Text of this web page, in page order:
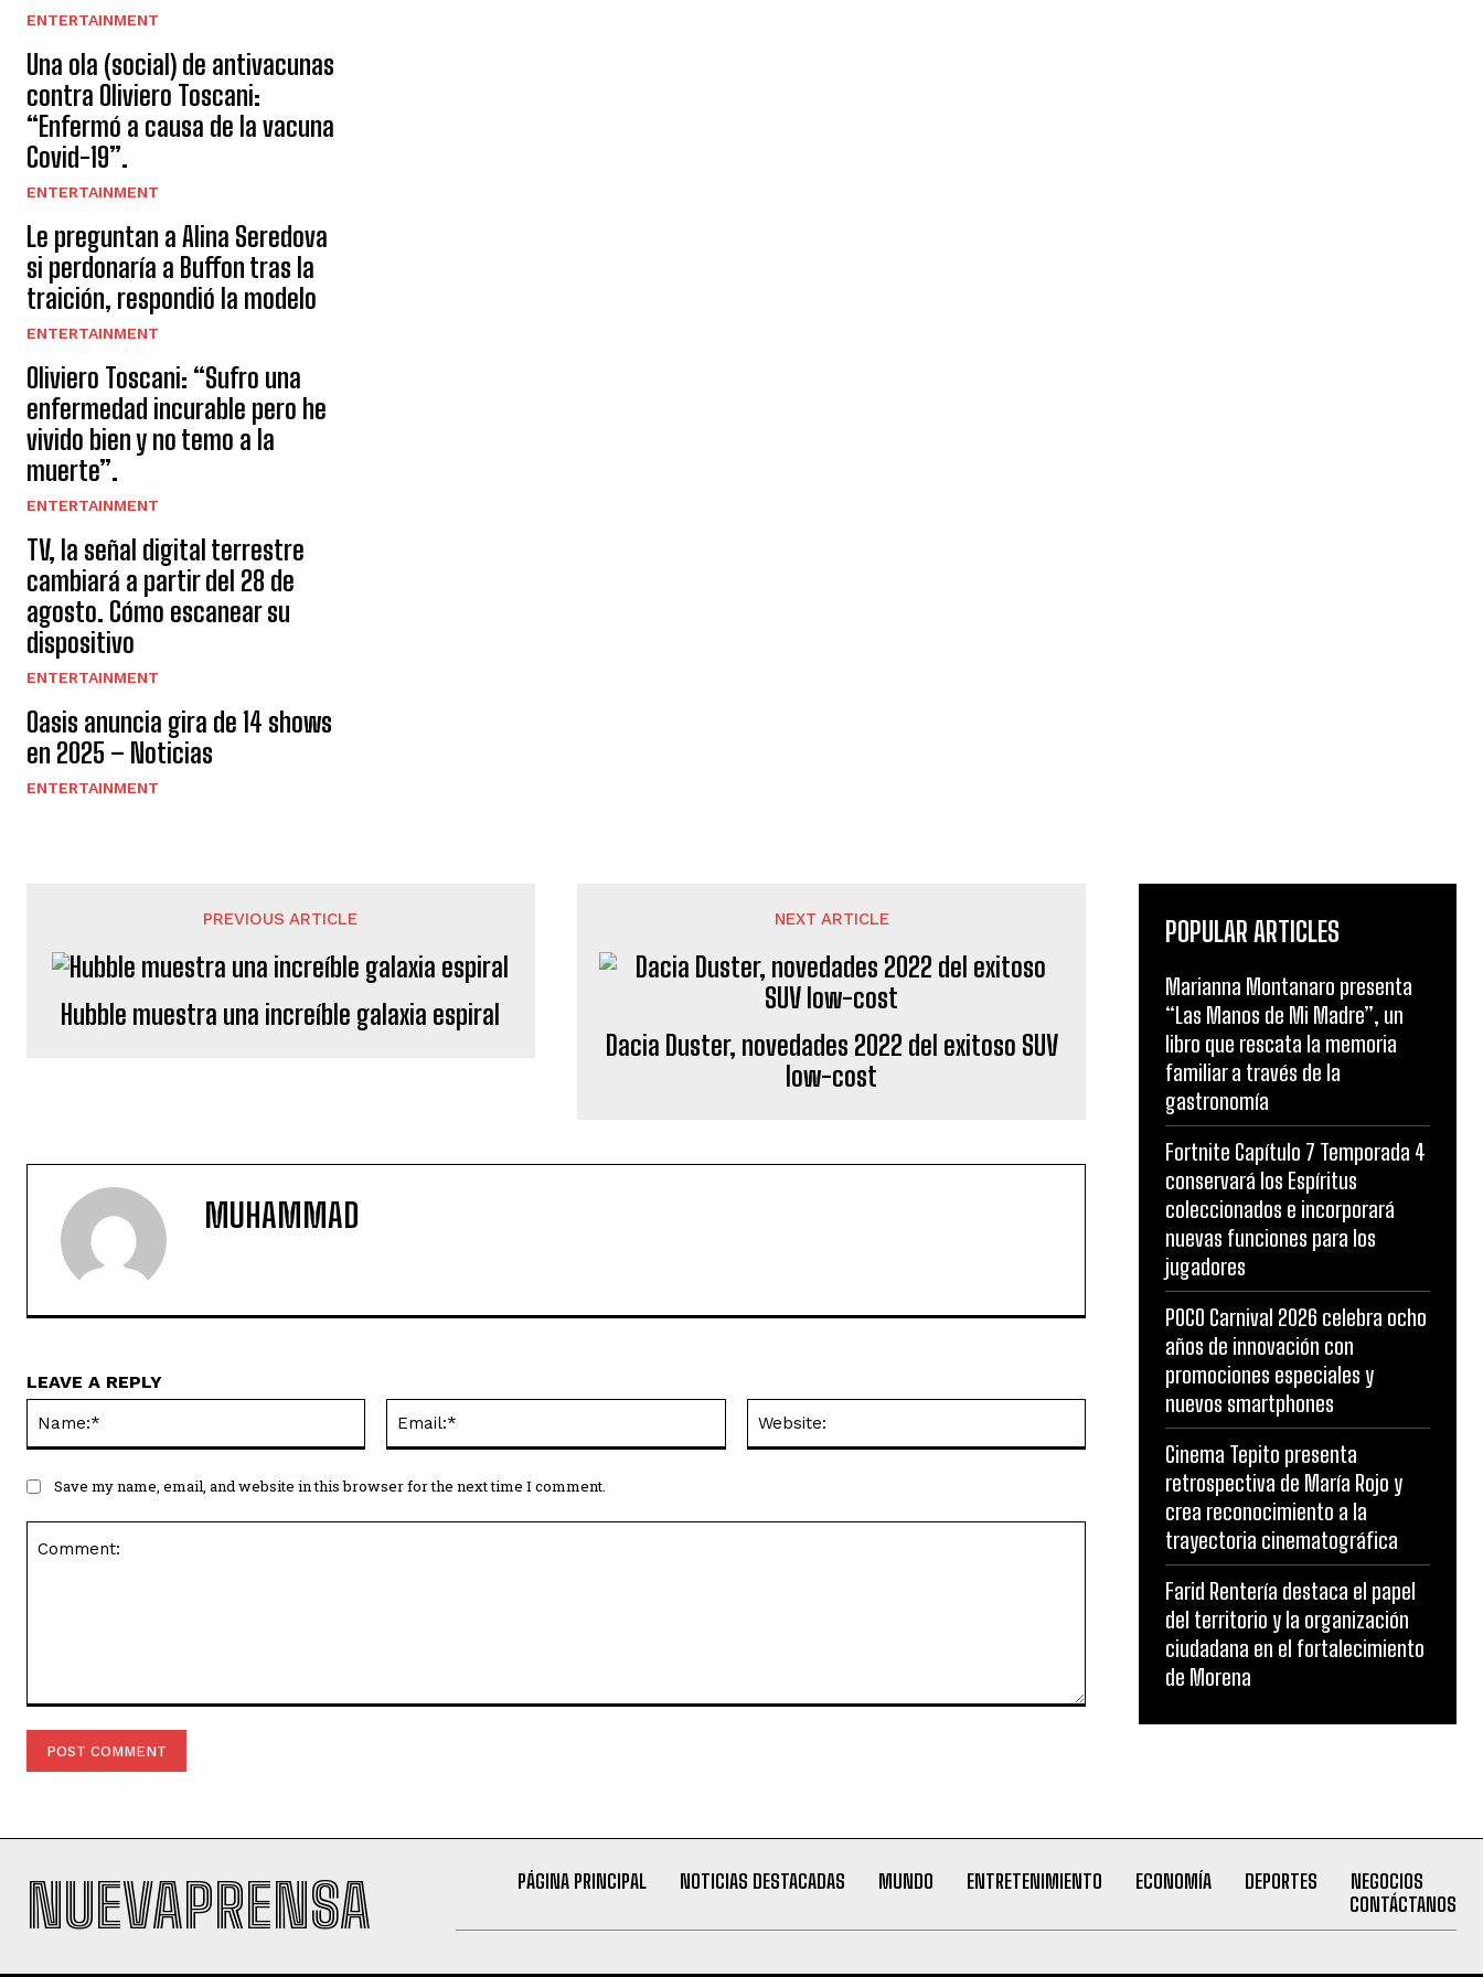
ENTERTAINMENT
Una ola (social) de antivacunas
contra Oliviero Toscani:
“Enfermó a causa de la vacuna
Covid-19”.
ENTERTAINMENT
Le preguntan a Alina Seredova
si perdonaría a Buffon tras la
traición, respondió la modelo
ENTERTAINMENT
Oliviero Toscani: “Sufro una
enfermedad incurable pero he
vivido bien y no temo a la
muerte”.
ENTERTAINMENT
TV, la señal digital terrestre
cambiará a partir del 28 de
agosto. Cómo escanear su
dispositivo
ENTERTAINMENT
Oasis anuncia gira de 14 shows
en 2025 – Noticias
ENTERTAINMENT
PREVIOUS ARTICLE
Hubble muestra una increíble galaxia espiral
NEXT ARTICLE
Dacia Duster, novedades 2022 del exitoso SUV
low-cost
MUHAMMAD
LEAVE A REPLY
Save my name, email, and website in this browser for the next time I comment.
POPULAR ARTICLES
Marianna Montanaro presenta
“Las Manos de Mi Madre”, un
libro que rescata la memoria
familiar a través de la
gastronomía
Fortnite Capítulo 7 Temporada 4
conservará los Espíritus
coleccionados e incorporará
nuevas funciones para los
jugadores
POCO Carnival 2026 celebra ocho
años de innovación con
promociones especiales y
nuevos smartphones
Cinema Tepito presenta
retrospectiva de María Rojo y
crea reconocimiento a la
trayectoria cinematográfica
Farid Rentería destaca el papel
del territorio y la organización
ciudadana en el fortalecimiento
de Morena
NUEVAPRENSA PÁGINA PRINCIPAL NOTICIAS DESTACADAS MUNDO ENTRETENIMIENTO ECONOMÍA DEPORTES
NEGOCIOS
CONTÁCTANOS